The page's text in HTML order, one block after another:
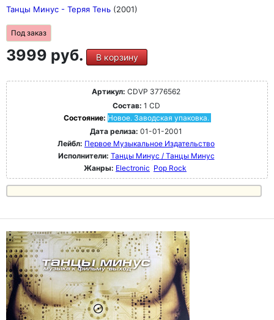
Танцы Минус - Теряя Тень (2001)
Под заказ
3999 руб. В корзину
Артикул: CDVP 3776562
Состав: 1 CD
Состояние: Новое. Заводская упаковка.
Дата релиза: 01-01-2001
Лейбл: Первое Музыкальное Издательство
Исполнители: Танцы Минус / Танцы Минус
Жанры: Electronic Pop Rock